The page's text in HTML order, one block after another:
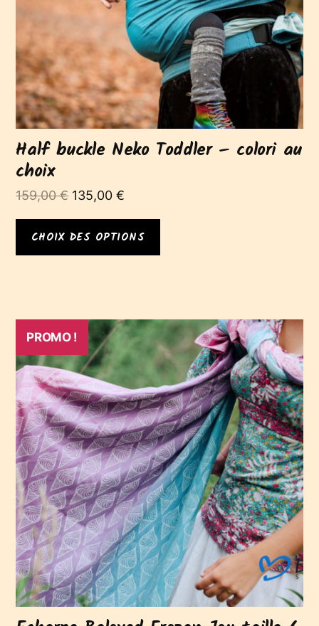
Half buckle Neko Toddler – colori au
choix
159,00€ Le
initial
était :
135,00€
actuel
est :
CHOIX DES OPTIONS
sur
la
page
du
produit
PROMO !